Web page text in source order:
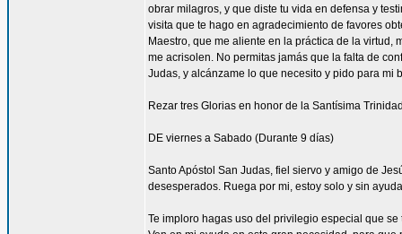
obrar milagros, y que diste tu vida en defensa y
visita que te hago en agradecimiento de favores
Maestro, que me aliente en la práctica de la
me acrisolen. No permitas jamás que la falta de
Judas, y alcánzame lo que necesito y pido para mi
Rezar tres Glorias en honor de la Santísima
DE viernes a Sabado (Durante 9 días)
Santo Apóstol San Judas, fiel siervo y amigo de
desesperados. Ruega por mi, estoy solo y sin
Te imploro hagas uso del privilegio especial que